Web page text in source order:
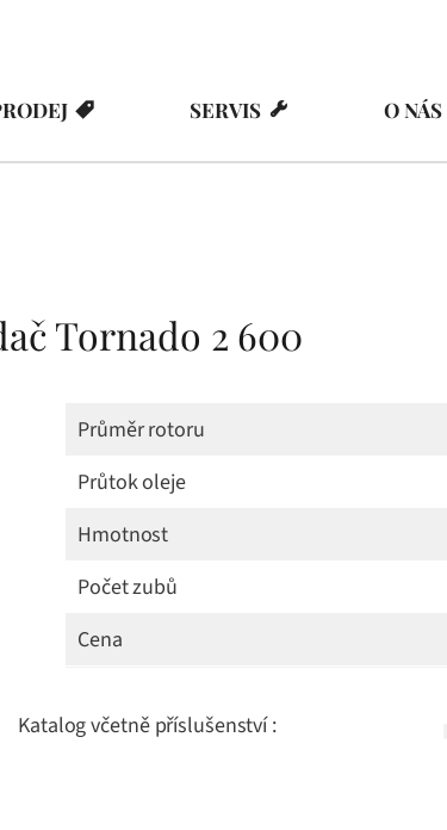
SERVIS O NÁS
Tornado 2 600
Průměr rotoru
Průtok oleje
Hmotnost
Počet zubů
Cena
Katalog včetně příslušenství :